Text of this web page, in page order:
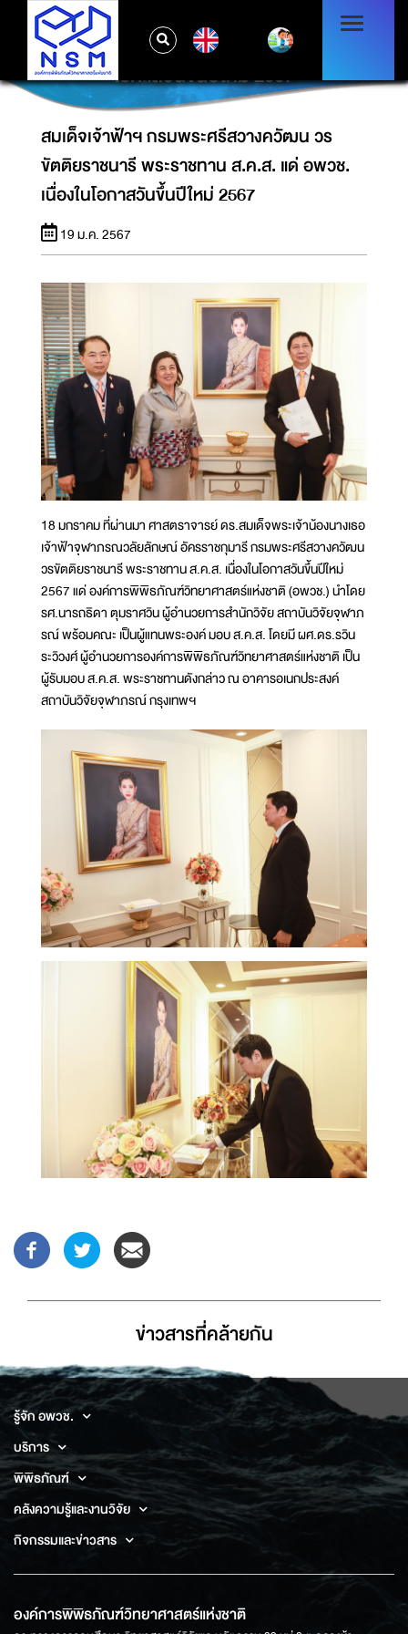
สมเด็จเจ้าฟ้าฯ กรมพระศรีสวางควัฒน วรขัตติย
ราชนารี พระราชทาน ส.ค.ส. แด่ อพวช. เนื่องใน
โอกาสวันขึ้นปีใหม่ 2567
สมเด็จเจ้าฟ้าฯ กรมพระศรีสวางควัฒน วร
ขัตติยราชนารี พระราชทาน ส.ค.ส. แด่ อพวช.
เนื่องในโอกาสวันขึ้นปีใหม่ 2567
19 ม.ค. 2567
18 มกราคม ที่ผ่านมา ศาสตราจารย์ ดร.สมเด็จพระเจ้าน้องนางเธอ
เจ้าฟ้าจุฬาภรณวลัยลักษณ์ อัครราชกุมารี กรมพระศรีสวางควัฒน
วรขัตติยราชนารี พระราชทาน ส.ค.ส. เนื่องในโอกาสวันขึ้นปีใหม่
2567 แด่ องค์การพิพิธภัณฑ์วิทยาศาสตร์แห่งชาติ (อพวช.) นำโดย
รศ.นารถธิดา ตุมราศวิน ผู้อำนวยการสำนักวิจัย สถาบันวิจัยจุฬาภ
รณ์ พร้อมคณะ เป็นผู้แทนพระองค์ มอบ ส.ค.ส. โดยมี ผศ.ดร.รวิน
ระวิวงศ์ ผู้อำนวยการองค์การพิพิธภัณฑ์วิทยาศาสตร์แห่งชาติ เป็น
ผู้รับมอบ ส.ค.ส. พระราชทานดังกล่าว ณ อาคารอเนกประสงค์
สถาบันวิจัยจุฬาภรณ์ กรุงเทพฯ
ข่าวสารที่่คล้ายกัน
รู้จัก อพวช.
บริการ
พิพิธภัณฑ์
คลังความรู้และงานวิจัย
กิจกรรมและข่าวสาร
องค์การพิพิธภัณฑ์วิทยาศาสตร์แห่งชาติ